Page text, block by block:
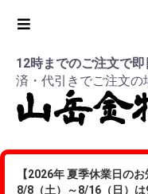
12時までのご注文で
済・代引きでご注文の
【2026年 夏季休業日のお
8/8（土）～8/16（日）は